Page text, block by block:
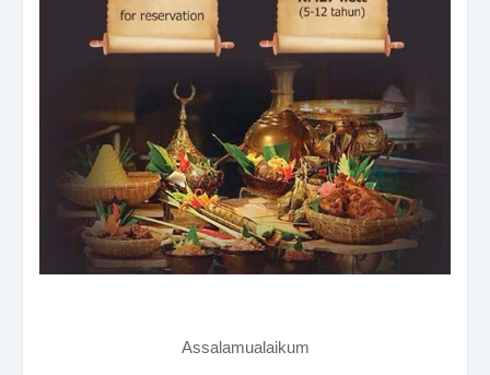
Assalamualaikum